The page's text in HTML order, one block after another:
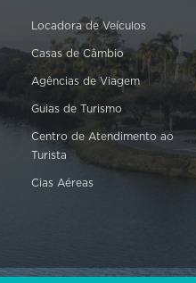
Locadora de Veículos
Casas de Câmbio
Agências de Viagem
Guias de Turismo
Centro de Atendimento ao
Turista
Cias Aéreas